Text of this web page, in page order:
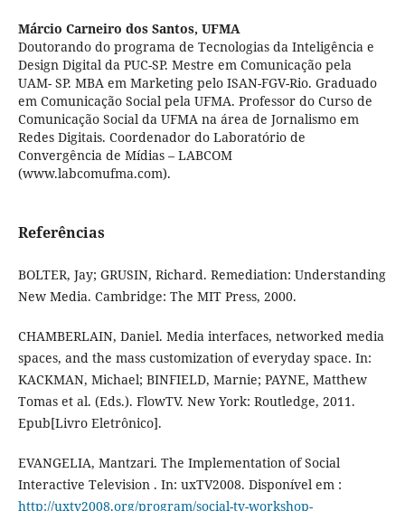
Márcio Carneiro dos Santos, UFMA
Doutorando do programa de Tecnologias da Inteligência e
Design Digital da PUC-SP. Mestre em Comunicação pela
UAM- SP. MBA em Marketing pelo ISAN-FGV-Rio. Graduado
em Comunicação Social pela UFMA. Professor do Curso de
Comunicação Social da UFMA na área de Jornalismo em
Redes Digitais. Coordenador do Laboratório de
Convergência de Mídias – LABCOM
(www.labcomufma.com).
Referências
BOLTER, Jay; GRUSIN, Richard. Remediation: Understanding
New Media. Cambridge: The MIT Press, 2000.
CHAMBERLAIN, Daniel. Media interfaces, networked media
spaces, and the mass customization of everyday space. In:
KACKMAN, Michael; BINFIELD, Marnie; PAYNE, Matthew
Tomas et al. (Eds.). FlowTV. New York: Routledge, 2011.
Epub[Livro Eletrônico].
EVANGELIA, Mantzari. The Implementation of Social
Interactive Television . In: uxTV2008. Disponível em :
http://uxtv2008.org/program/social-tv-workshop-